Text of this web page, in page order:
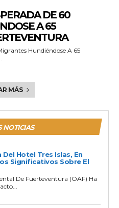
DE 60
A 65
Hundiéndose A 65
MÁS
NOTICIAS
Hotel Tres Islas, En
Significativos Sobre El
De Fuerteventura (OAF) Ha